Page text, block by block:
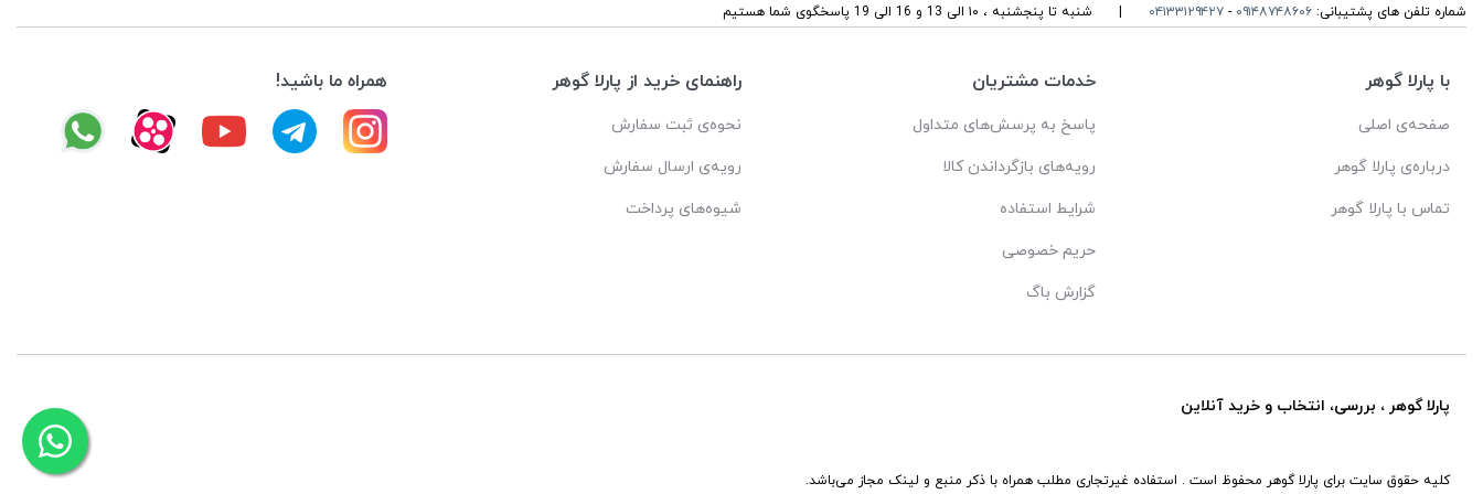
شماره تلفن های پشتیبانی: ۰۹۱۴۸۷۴۸۶۰۶ - ۰۴۱۳۳۱۲۹۴۲۷ شنبه تا پنجشنبه ، ۱۰ الی 13 و 16 الی 19 پاسخگوی شما هستیم
با پارلا گوهر
صفحه‌ی اصلی
درباره‌ی پارلا گوهر
تماس با پارلا گوهر
خدمات مشتریان
پاسخ به پرسش‌های متداول
رویه‌های بازگرداندن کالا
شرایط استفاده
حریم خصوصی
گزارش باگ
راهنمای خرید از پارلا گوهر
نحوه‌ی ثبت سفارش
رویه‌ی ارسال سفارش
شیوه‌های پرداخت
همراه ما باشید!
پارلا گوهر ، بررسی، انتخاب و خرید آنلاین
کلیه حقوق سایت برای پارلا گوهر محفوظ است . استفاده غیرتجاری مطلب همراه با ذکر منبع و لینک مجاز می‌باشد.